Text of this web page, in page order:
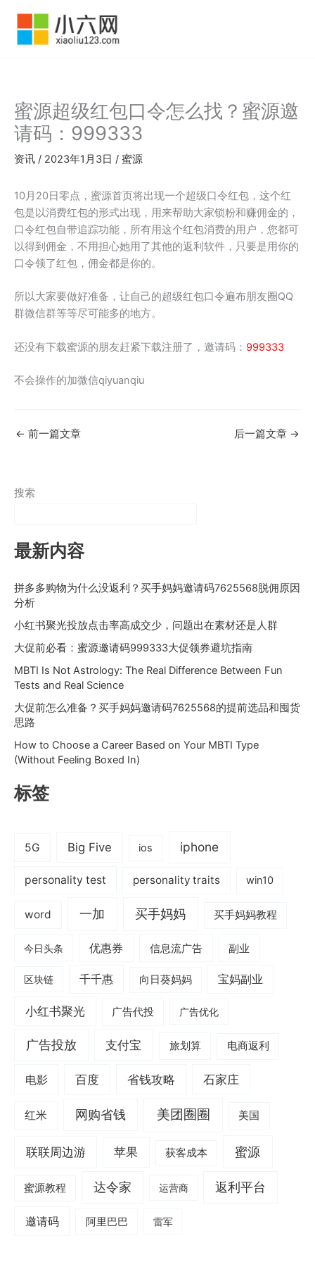
蜜源超级红包口令怎么找？蜜源邀
请码：999333
资讯 / 2023年1月3日 / 蜜源
10月20日零点，蜜源首页将出现一个超级口令红包，这个红
包是以消费红包的形式出现，用来帮助大家锁粉和赚佣金的，
口令红包自带追踪功能，所有用这个红包消费的用户，您都可
以得到佣金，不用担心她用了其他的返利软件，只要是用你的
口令领了红包，佣金都是你的。
所以大家要做好准备，让自己的超级红包口令遍布朋友圈QQ
群微信群等等尽可能多的地方。
还没有下载蜜源的朋友赶紧下载注册了，邀请码： 999333
不会操作的加微信qiyuanqiu
← 前一篇文章 后一篇文章 →
搜索
最新内容
拼多多购物为什么没返利？买手妈妈邀请码7625568脱佣原因
分析
小红书聚光投放点击率高成交少，问题出在素材还是人群
大促前必看：蜜源邀请码999333大促领券避坑指南
MBTI Is Not Astrology: The Real Difference Between Fun
Tests and Real Science
大促前怎么准备？买手妈妈邀请码7625568的提前选品和囤货
思路
How to Choose a Career Based on Your MBTI Type
(Without Feeling Boxed In)
标签
5G Big Five ios iphone
personality test personality traits win10
word 一加 买手妈妈 买手妈妈教程
今日头条 优惠券 信息流广告 副业
区块链 千千惠 向日葵妈妈 宝妈副业
小红书聚光 广告代投 广告优化
广告投放 支付宝 旅划算 电商返利
电影 百度 省钱攻略 石家庄
红米 网购省钱 美团圈圈 美国
联联周边游 苹果 获客成本 蜜源
蜜源教程 达令家 运营商 返利平台
邀请码 阿里巴巴 雷军